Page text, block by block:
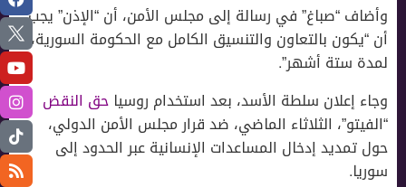
وأضاف “صباغ” في رسالة إلى مجلس الأمن، أن “الإذن” يجب
أن “يكون بالتعاون والتنسيق الكامل مع الحكومة السورية،
لمدة ستة أشهر”.
وجاء إعلان سلطة الأسد، بعد استخدام روسيا حق النقض
“الفيتو”، الثلاثاء الماضي، ضد قرار مجلس الأمن الدولي،
حول تمديد إدخال المساعدات الإنسانية عبر الحدود إلى
سوريا.